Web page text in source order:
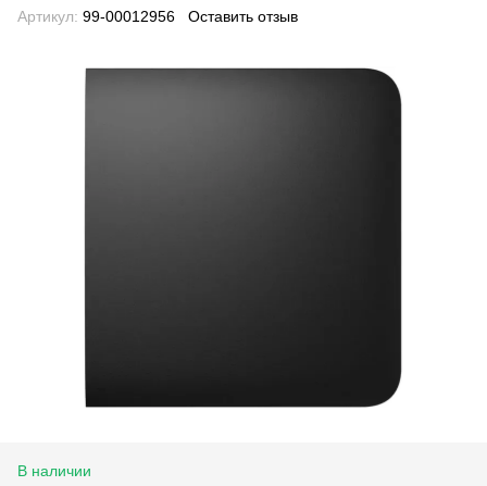
Артикул: 99-00012956 Оставить отзыв
В наличии